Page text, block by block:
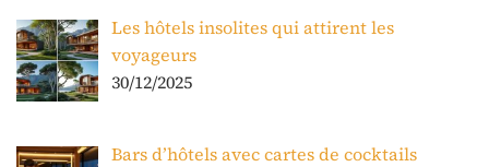
Les hôtels insolites qui attirent les
voyageurs
30/12/2025
Bars d’hôtels avec cartes de cocktails